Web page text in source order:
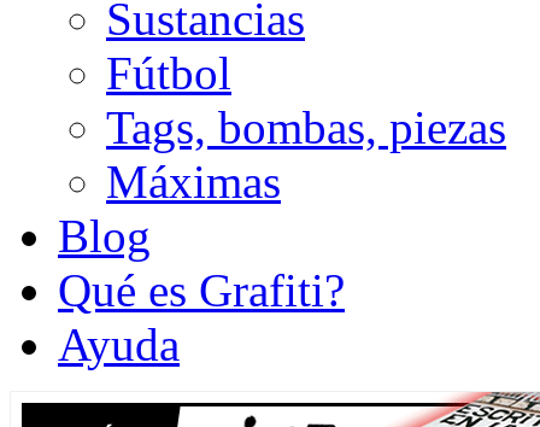
Sustancias
Fútbol
Tags, bombas, piezas
Máximas
Blog
Qué es Grafiti?
Ayuda